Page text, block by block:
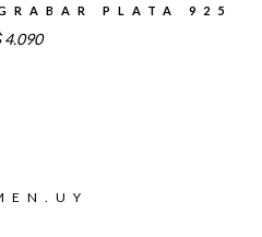
PLATA 925
4.090